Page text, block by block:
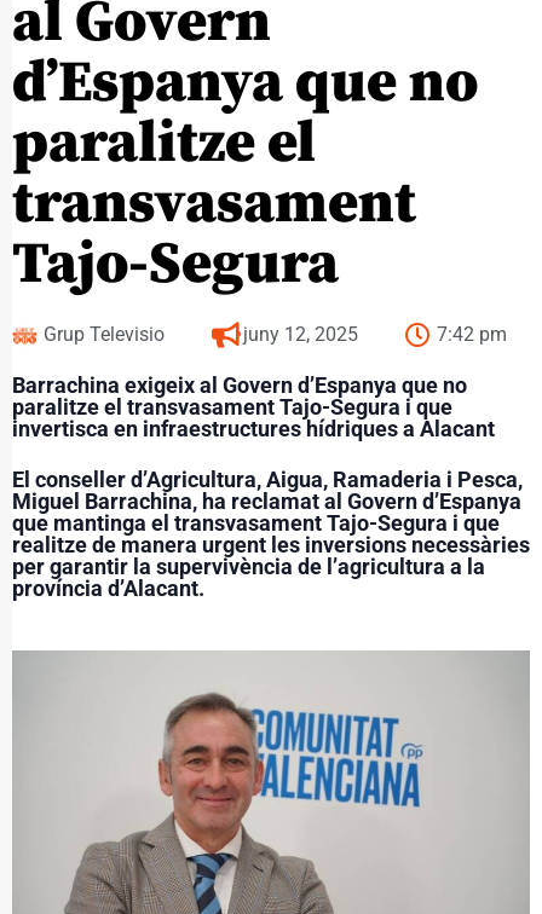
al Govern
d’Espanya que no
paralitze el
transvasament
Tajo-Segura
Grup Televisio juny 12, 2025 7:42 pm
Barrachina exigeix al Govern d’Espanya que no
paralitze el transvasament Tajo-Segura i que
invertisca en infraestructures hídriques a Alacant
El conseller d’Agricultura, Aigua, Ramaderia i Pesca,
Miguel Barrachina, ha reclamat al Govern d’Espanya
que mantinga el transvasament Tajo-Segura i que
realitze de manera urgent les inversions necessàries
per garantir la supervivència de l’agricultura a la
província d’Alacant.